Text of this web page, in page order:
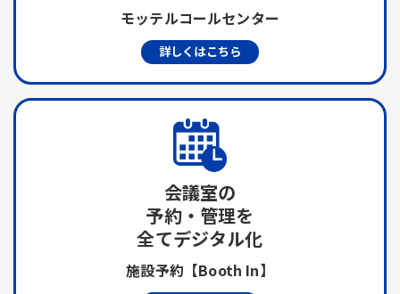
モッテルコールセンター
詳しくはこちら
会議室の
予約・管理を
全てデジタル化
施設予約【Booth In】